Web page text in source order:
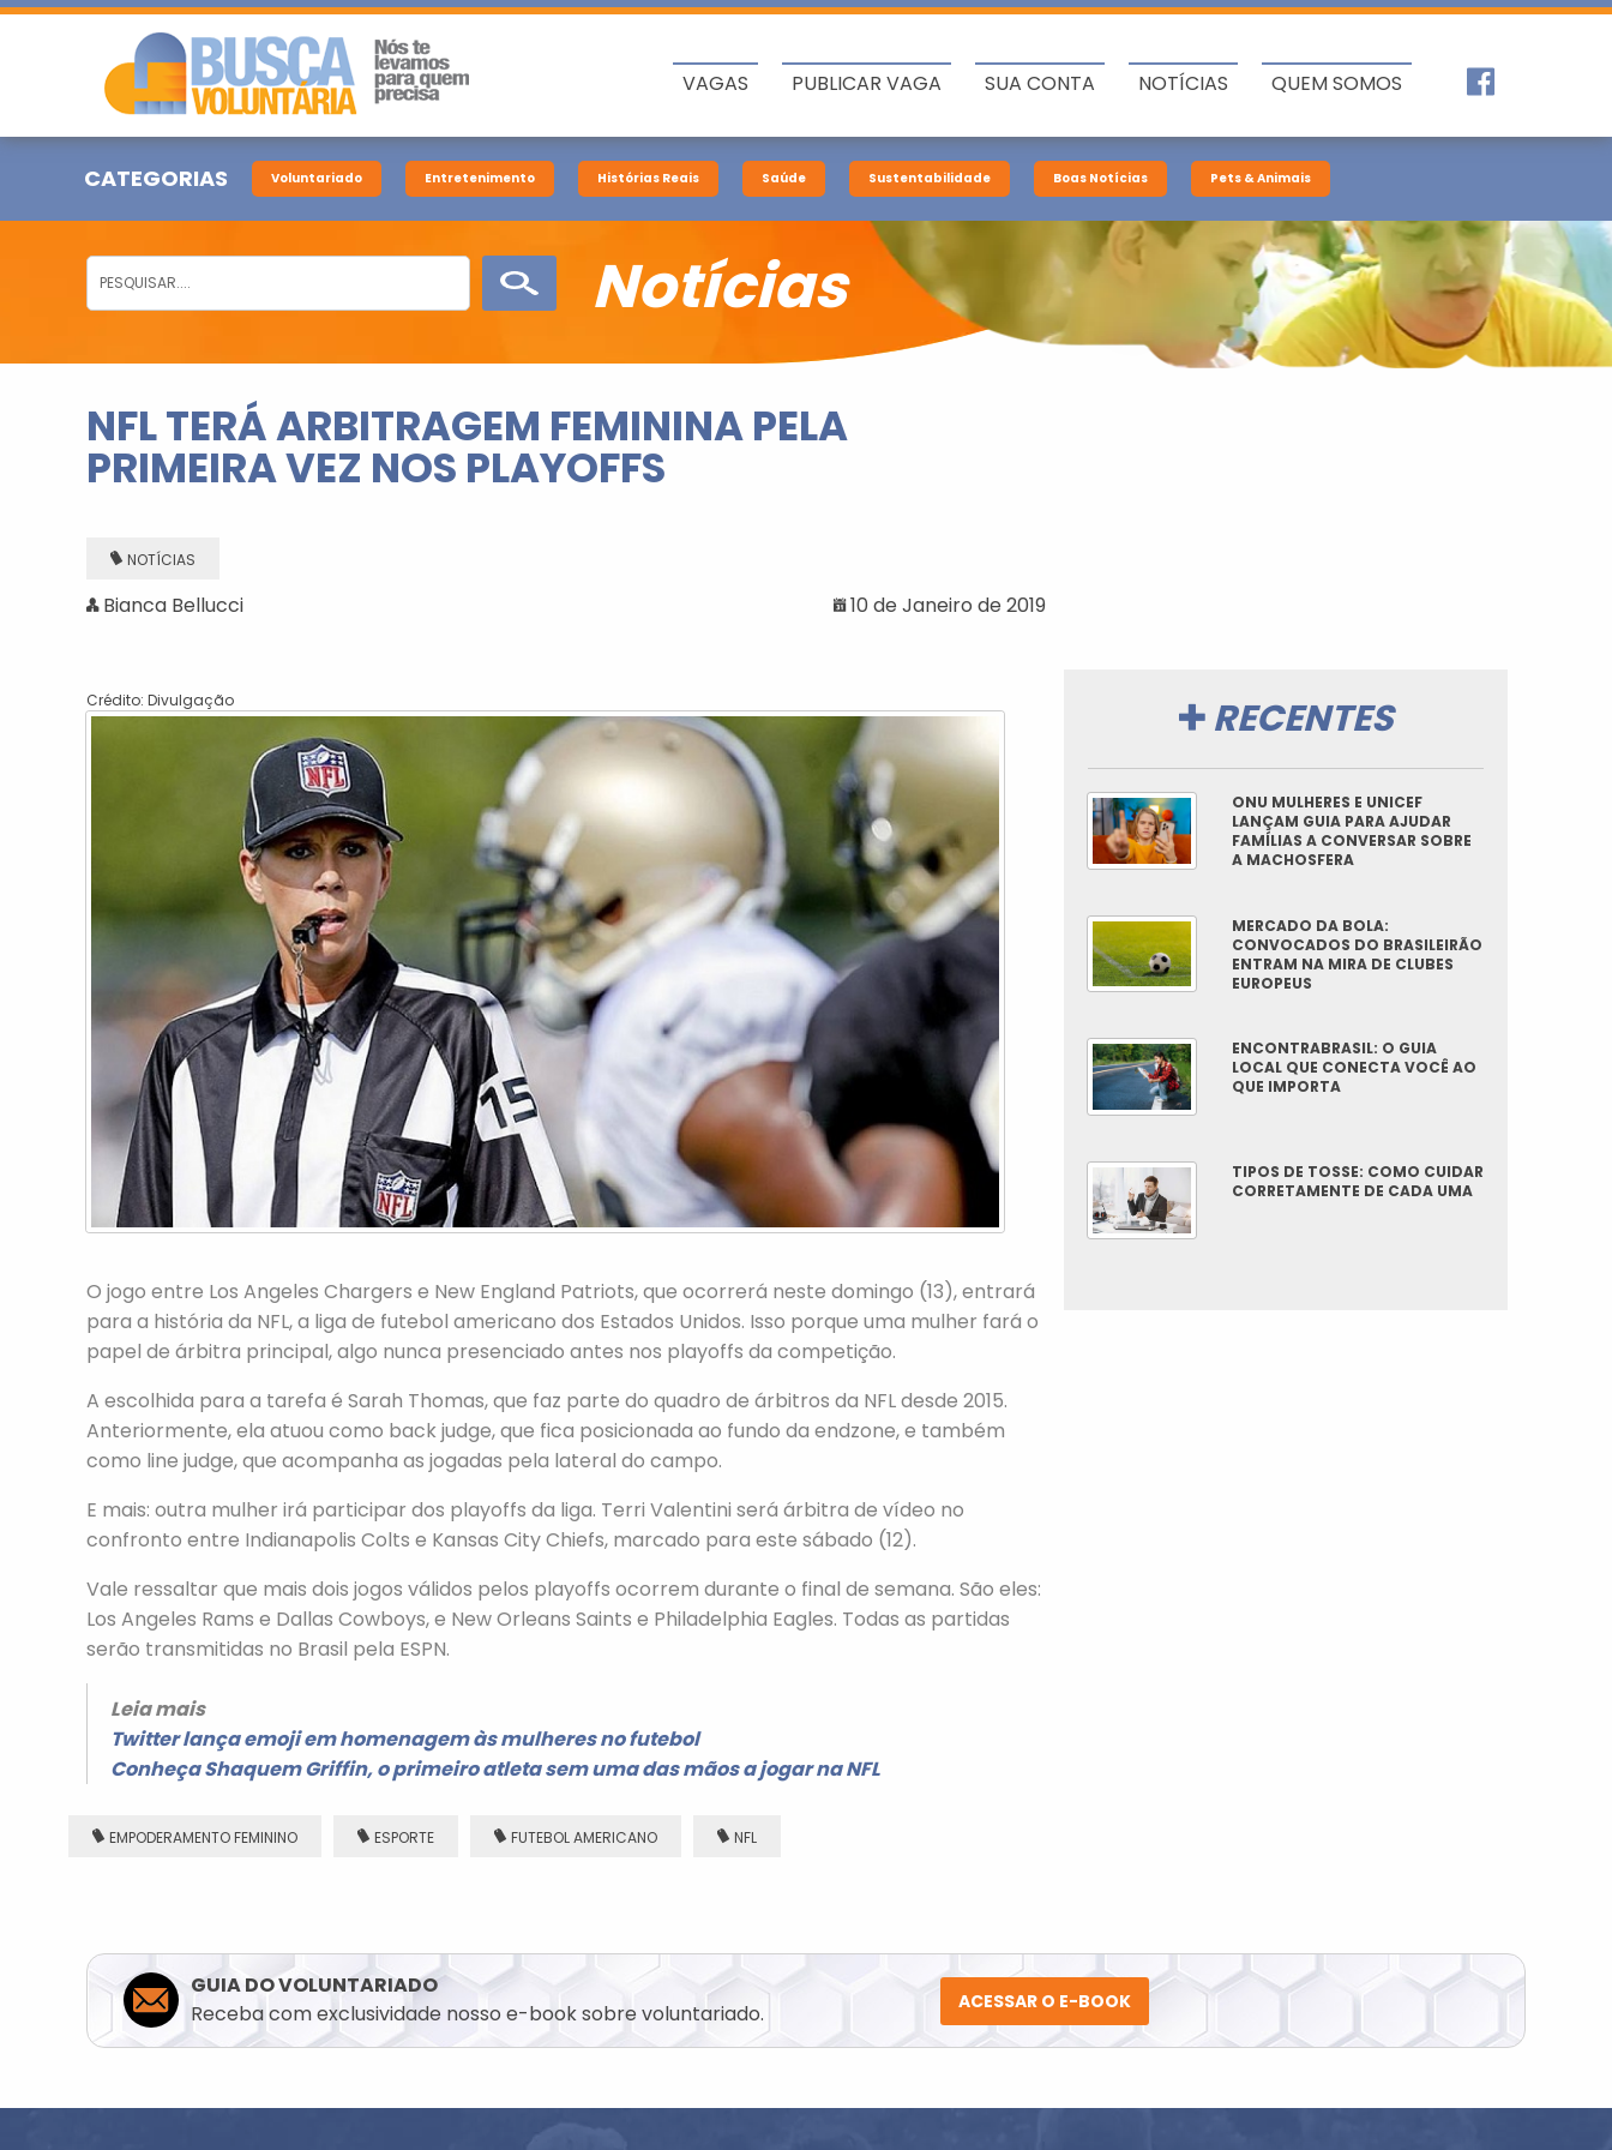
VAGAS PUBLICAR VAGA SUA CONTA NOTÍCIAS QUEM SOMOS
CATEGORIAS Voluntariado Entretenimento Histórias Reais Saúde Sustentabilidade Boas Notícias Pets & Animais
Notícias
NFL TERÁ ARBITRAGEM FEMININA PELA
PRIMEIRA VEZ NOS PLAYOFFS
NOTÍCIAS
Bianca Bellucci 10 de Janeiro de 2019
Crédito: Divulgação
O jogo entre Los Angeles Chargers e New England Patriots, que ocorrerá neste domingo (13), entrará
para a história da NFL, a liga de futebol americano dos Estados Unidos. Isso porque uma mulher fará o
papel de árbitra principal, algo nunca presenciado antes nos playoffs da competição.
A escolhida para a tarefa é Sarah Thomas, que faz parte do quadro de árbitros da NFL desde 2015.
Anteriormente, ela atuou como back judge, que fica posicionada ao fundo da endzone, e também
como line judge, que acompanha as jogadas pela lateral do campo.
E mais: outra mulher irá participar dos playoffs da liga. Terri Valentini será árbitra de vídeo no
confronto entre Indianapolis Colts e Kansas City Chiefs, marcado para este sábado (12).
Vale ressaltar que mais dois jogos válidos pelos playoffs ocorrem durante o final de semana. São eles:
Los Angeles Rams e Dallas Cowboys, e New Orleans Saints e Philadelphia Eagles. Todas as partidas
serão transmitidas no Brasil pela ESPN.
Leia mais
Twitter lança emoji em homenagem às mulheres no futebol
Conheça Shaquem Griffin, o primeiro atleta sem uma das mãos a jogar na NFL
EMPODERAMENTO FEMININO ESPORTE FUTEBOL AMERICANO NFL
RECENTES
ONU MULHERES E UNICEF
LANÇAM GUIA PARA AJUDAR
FAMÍLIAS A CONVERSAR SOBRE
A MACHOSFERA
MERCADO DA BOLA:
CONVOCADOS DO BRASILEIRÃO
ENTRAM NA MIRA DE CLUBES
EUROPEUS
ENCONTRABRASIL: O GUIA
LOCAL QUE CONECTA VOCÊ AO
QUE IMPORTA
TIPOS DE TOSSE: COMO CUIDAR
CORRETAMENTE DE CADA UMA
GUIA DO VOLUNTARIADO
Receba com exclusividade nosso e-book sobre voluntariado.
ACESSAR O E-BOOK